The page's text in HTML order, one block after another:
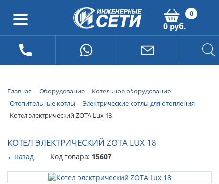
0
0 руб.
Главная Оборудование
Котельное оборудование
Отопительные котлы
Электрические котлы для отопления
Котел электрический ZOTA Lux 18
КОТЕЛ ЭЛЕКТРИЧЕСКИЙ ZOTA LUX 18
←назад Код товара: 15607